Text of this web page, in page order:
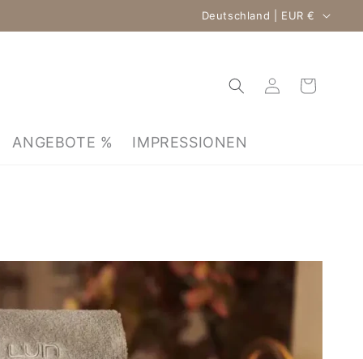
Land/Region Deutschland | EUR €
ANGEBOTE % IMPRESSIONEN
EinloggenWarenkorb